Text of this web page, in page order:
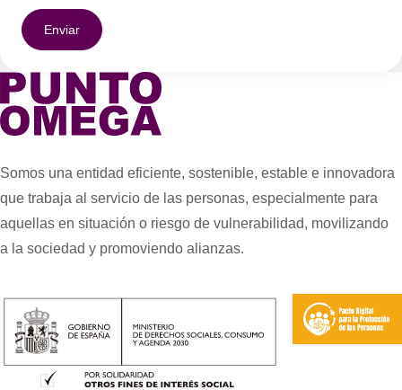
Somos una entidad eficiente, sostenible, estable e innovadora
que trabaja al servicio de las personas, especialmente para
aquellas en situación o riesgo de vulnerabilidad, movilizando
a la sociedad y promoviendo alianzas.